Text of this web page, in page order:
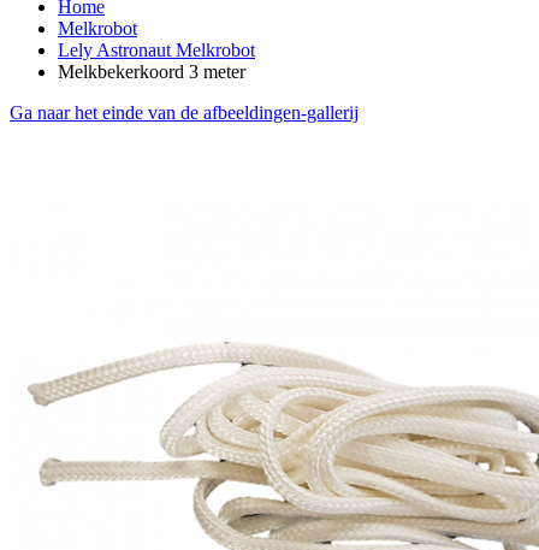
Home
Melkrobot
Lely Astronaut Melkrobot
Melkbekerkoord 3 meter
Ga naar het einde van de afbeeldingen-gallerij